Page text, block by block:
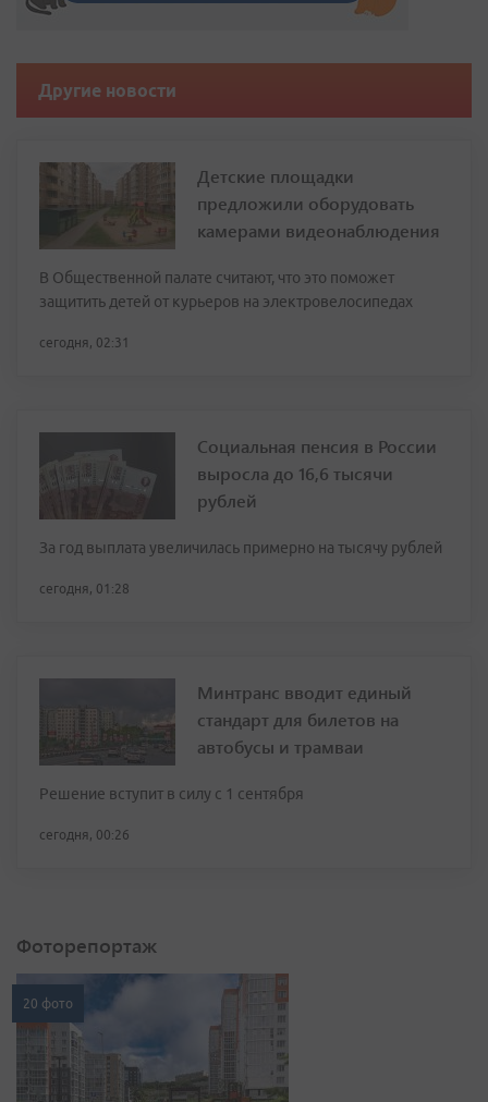
Другие новости
Детские площадки
предложили оборудовать
камерами видеонаблюдения
В Общественной палате считают, что это поможет
защитить детей от курьеров на электровелосипедах
сегодня, 02:31
Социальная пенсия в России
выросла до 16,6 тысячи
рублей
За год выплата увеличилась примерно на тысячу рублей
сегодня, 01:28
Минтранс вводит единый
стандарт для билетов на
автобусы и трамваи
Решение вступит в силу с 1 сентября
сегодня, 00:26
Фоторепортаж
20 фото